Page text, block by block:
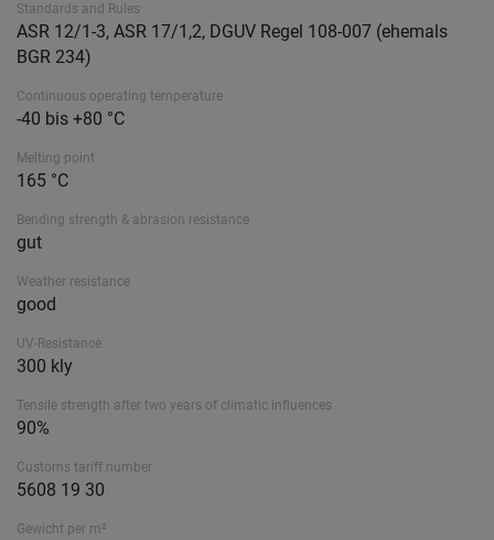
Standards and Rules
ASR 12/1-3, ASR 17/1,2, DGUV Regel 108-007 (ehemals
BGR 234)
Continuous operating temperature
-40 bis +80 °C
Melting point
165 °C
Bending strength & abrasion resistance
gut
Weather resistance
good
UV-Resistance
300 kly
Tensile strength after two years of climatic influences
90%
Customs tariff number
5608 19 30
Gewicht per m²